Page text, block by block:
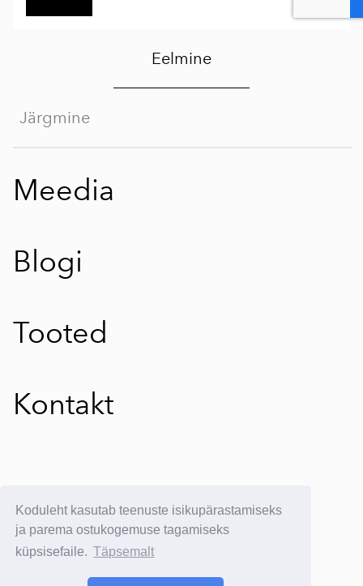
Koduleht kasutab teenuste isikupärastamiseks
ja parema ostukogemuse tagamiseks
küpsisefaile. Täpsemalt
Eelmine
Järgmine
Meedia
Blogi
Tooted
Kontakt
E-postituvi: info@yllatavkreeta.ee